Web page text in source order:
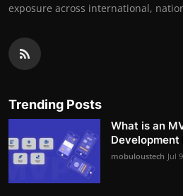
exposure across international,
Trending Posts
What is an
Development
mobuloustech Jul